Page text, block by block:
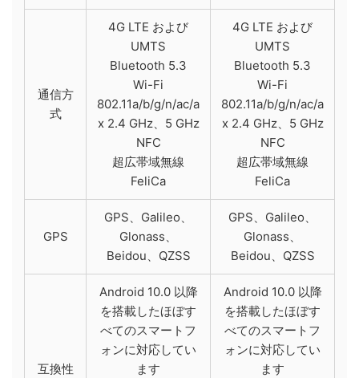
通信方
式
4G LTE および
UMTS
Bluetooth 5.3
Wi-Fi
802.11a/b/g/n/ac/a
x 2.4 GHz、5 GHz
NFC
超広帯域無線
FeliCa
4G LTE および
UMTS
Bluetooth 5.3
Wi-Fi
802.11a/b/g/n/ac/a
x 2.4 GHz、5 GHz
NFC
超広帯域無線
FeliCa
GPS
GPS、Galileo、
Glonass、
Beidou、QZSS
GPS、Galileo、
Glonass、
Beidou、QZSS
互換性
Android 10.0 以降
を搭載したほぼす
べてのスマートフ
ォンに対応してい
ます
Android 10.0 以降
を搭載したほぼす
べてのスマートフ
ォンに対応してい
ます